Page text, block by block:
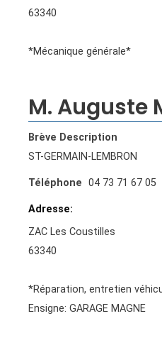
63340
*Mécanique générale*
M. Auguste
Brève Description
ST-GERMAIN-LEMBRON
Téléphone 04 73 71 67 05
ZAC Les Coustilles
63340
*Réparation, entretien
Ensigne: GARAGE MAGNE